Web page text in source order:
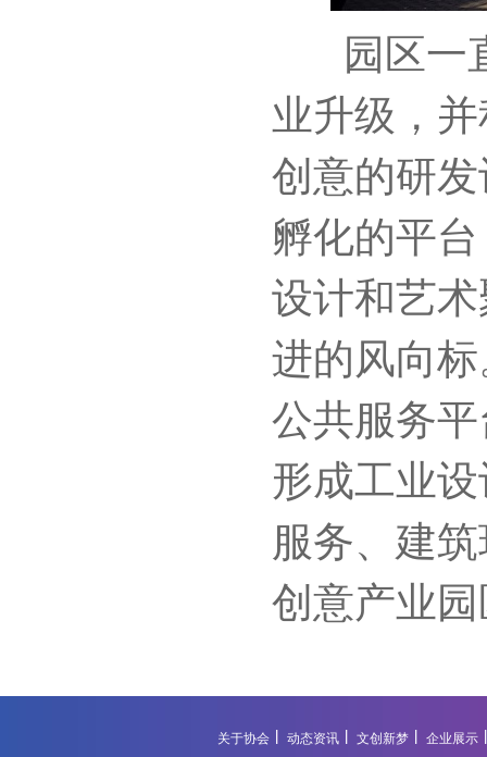
园区一
业升级，
创意的研
孵化的平
设计和艺
进的风向
公共服务
形成工业
服务、建
创意产业
关于协会 动态资讯 文创新梦
企业展示